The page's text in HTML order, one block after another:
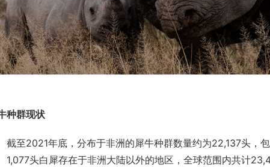
种群现状
截至2021年底，分布于非洲的犀牛种群数量约为22,137头，
1,077头白犀存在于非洲大陆以外的地区，全球范围内共计